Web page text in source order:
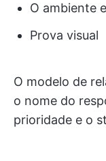
O ambiente
Prova visual
O modelo de
o nome do
prioridade e o